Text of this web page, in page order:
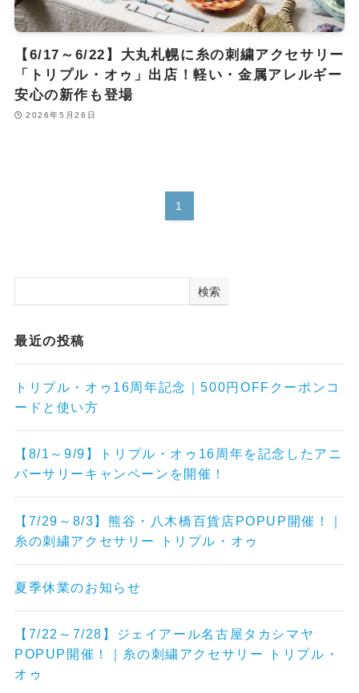
【6/17～6/22】大丸札幌に糸の刺繍アクセサリー
「トリプル・オゥ」出店！軽い・金属アレルギー
安心の新作も登場
2026年5月26日
1
検索
最近の投稿
トリプル・オゥ16周年記念｜500円OFFクーポンコ
ードと使い方
【8/1～9/9】トリプル・オゥ16周年を記念したアニ
バーサリーキャンペーンを開催！
【7/29～8/3】熊谷・八木橋百貨店POPUP開催！｜
糸の刺繍アクセサリー トリプル・オゥ
夏季休業のお知らせ
【7/22～7/28】ジェイアール名古屋タカシマヤ
POPUP開催！｜糸の刺繍アクセサリー トリプル・
オゥ